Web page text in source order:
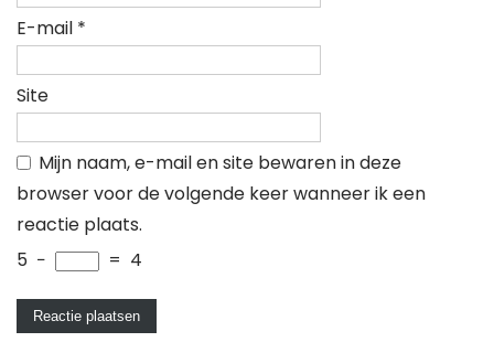
E-mail *
Site
Mijn naam, e-mail en site bewaren in deze
browser voor de volgende keer wanneer ik een
reactie plaats.
5 − = 4